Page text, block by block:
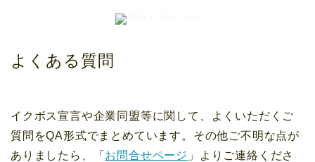
よくある質問
イクボス宣言や企業同盟等に関して、よくいただくご
質問をQA形式でまとめています。その他ご不明な点が
ありましたら、「 お問合せページ 」よりご連絡くださ